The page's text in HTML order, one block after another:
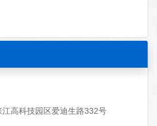
高科技园区爱迪生路332号